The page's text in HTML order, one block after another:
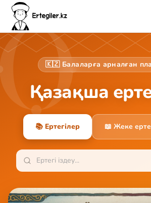
🇰🇿 Балаларға арналған
Қазақша
📚 Ертегілер 📖 Жеке